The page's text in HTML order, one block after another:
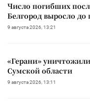
Число погибших
Белгород выросло до
9 августа 2026, 13:21
«Герани»
Сумской области
9 августа 2026, 13:11